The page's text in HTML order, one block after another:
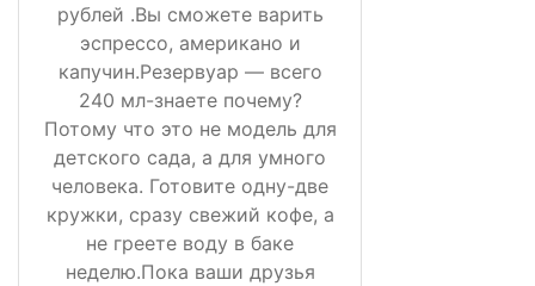
рублей .Вы сможете варить
эспрессо, американо и
капучин.Резервуар — всего
240 мл-знаете почему?
Потому что это не модель для
детского сада, а для умного
человека. Готовите одну-две
кружки, сразу свежий кофе, а
не греете воду в баке
неделю.Пока ваши друзья